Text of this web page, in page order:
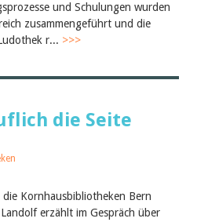
und Schulungen wurden
zusammengeführt und die
r... >>>
die Seite
Kornhausbibliotheken Bern
erzählt im Gespräch über